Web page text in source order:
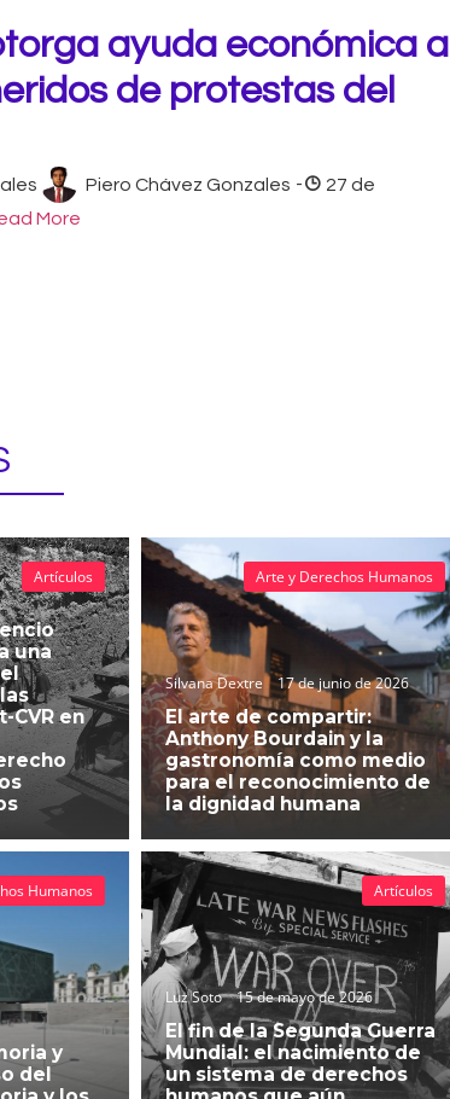
ayuda económica a
de protestas del
Piero Chávez Gonzales -
27 de
More
una
CVR en
Artículos
Silvana Dextre 17 de junio de 2026
El arte de compartir:
Anthony Bourdain y la
gastronomía como medio
para el reconocimiento de
la dignidad humana
Arte y Derechos Humanos
y
del
Humanos
Luz Soto 15 de mayo de 2026
El fin de la Segunda Guerra
Mundial: el nacimiento de
un sistema de derechos
Artículos